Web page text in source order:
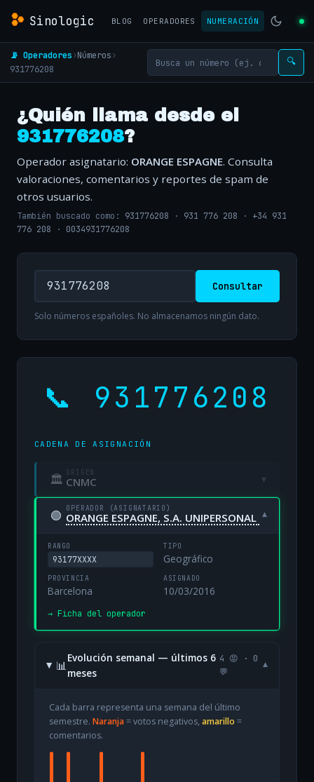
Sinologic BLOG OPERADORES NUMERACIÓN
📡 Operadores›Números›
931776208
🔍
¿Quién llama desde el
931776208?
Operador asignatario: ORANGE ESPAGNE. Consulta
valoraciones, comentarios y reportes de spam de
otros usuarios.
También buscado como: 931776208 · 931 776 208 · +34 931
776 208 · 0034931776208
Consultar
Solo números españoles. No almacenamos ningún dato.
📞 931776208
CADENA DE ASIGNACIÓN
🏛 ORIGEN
CNMC ▾
🟢 OPERADOR (ASIGNATARIO)
ORANGE ESPAGNE, S.A. UNIPERSONAL ▾
RANGO
93177XXXX
TIPO
Geográfico
PROVINCIA
Barcelona
ASIGNADO
10/03/2016
→ Ficha del operador
📊
Evolución semanal — últimos 6
meses
4 😡 · 0
💬
▾
Cada barra representa una semana del último
semestre. Naranja= votos negativos, amarillo =
comentarios.